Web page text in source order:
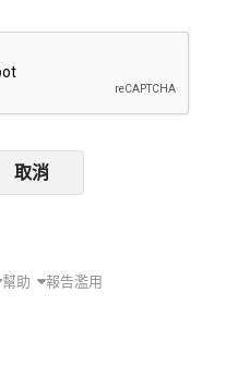
取消
幫助 報告濫用